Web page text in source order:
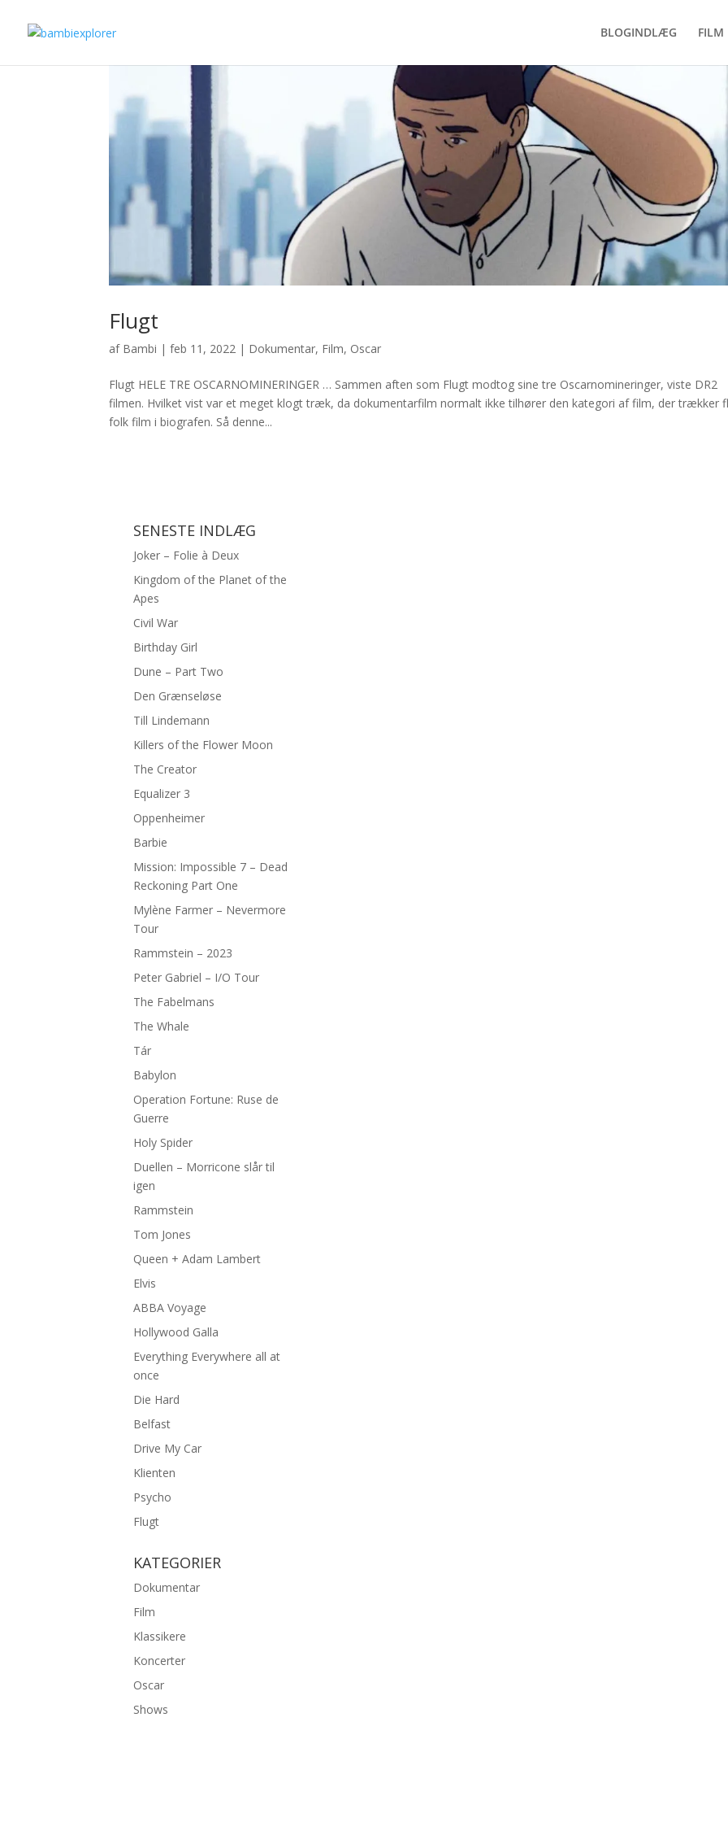
BLOGINDLÆG FILM
Flugt
af Bambi |feb 11, 2022 | Dokumentar, Film, Oscar
Flugt HELE TRE OSCARNOMINERINGER … Sammen aften som Flugt modtog sine tre Oscarnomineringer, viste DR2
filmen. Hvilket vist var et meget klogt træk, da dokumentarfilm normalt ikke tilhører den kategori af film, der trækker
folk film i biografen. Så denne...
SENESTE INDLÆG
Joker – Folie à Deux
Kingdom of the Planet of the
Apes
Civil War
Birthday Girl
Dune – Part Two
Den Grænseløse
Till Lindemann
Killers of the Flower Moon
The Creator
Equalizer 3
Oppenheimer
Barbie
Mission: Impossible 7 – Dead
Reckoning Part One
Mylène Farmer – Nevermore
Tour
Rammstein – 2023
Peter Gabriel – I/O Tour
The Fabelmans
The Whale
Tár
Babylon
Operation Fortune: Ruse de
Guerre
Holy Spider
Duellen – Morricone slår til
igen
Rammstein
Tom Jones
Queen + Adam Lambert
Elvis
ABBA Voyage
Hollywood Galla
Everything Everywhere all at
once
Die Hard
Belfast
Drive My Car
Klienten
Psycho
Flugt
KATEGORIER
Dokumentar
Film
Klassikere
Koncerter
Oscar
Shows